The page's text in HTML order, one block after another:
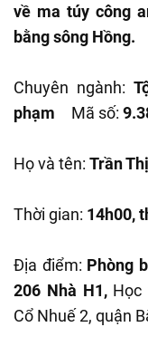
về ma túy công
bằng sông Hồng.
Chuyên ngành:
phạm
Mã số:
Họ và tên: Trần
Thời gian: 14h00,
Địa điểm: Phòng
206 Nhà H1,Học
Cổ Nhuế 2, quận